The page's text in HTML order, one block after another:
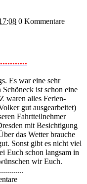
0 Kommentare
Es war eine sehr
ist schon eine
waren alles Ferien-
gut ausgearbeitet)
Fahrtteilnehmer
mit Besichtigung
das Wetter brauche
Sonst gibt es nicht viel
Euch schon langsam in
wir Euch.